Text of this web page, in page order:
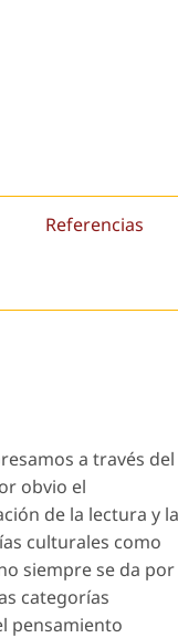
Referencias
a través del
obvio el
de la lectura y la
culturales como
siempre se da por
categorías
pensamiento